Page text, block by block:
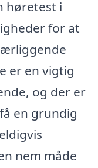
høretest i
for at
er en vigtig
og der er
en grundig
nem måde